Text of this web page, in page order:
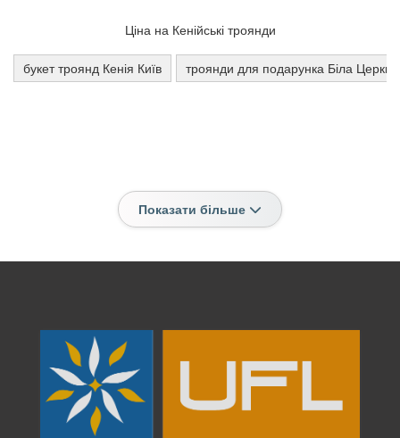
Ціна на Кенійські троянди
букет троянд Кенія Київ троянди для подарунка Біла Церква
Показати більше